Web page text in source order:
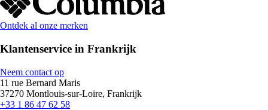
Ontdek al onze merken
Klantenservice in Frankrijk
Neem contact op
11 rue Bernard Maris
37270 Montlouis-sur-Loire, Frankrijk
+33 1 86 47 62 58